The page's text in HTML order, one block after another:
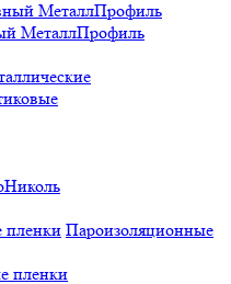
МеталлПрофиль
Пароизоляционные